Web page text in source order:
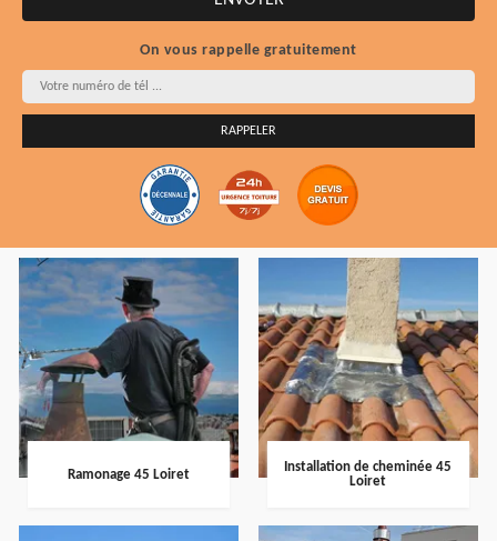
On vous rappelle gratuitement
Ramonage 45 Loiret
Installation de cheminée 45
Loiret